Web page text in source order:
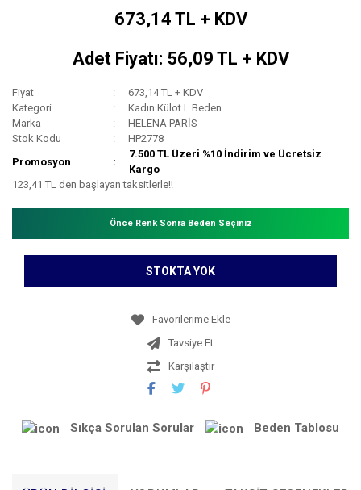
673,14 TL + KDV
Adet Fiyatı: 56,09 TL + KDV
Fiyat
673,14 TL + KDV
Kategori
Kadın Külot L Beden
Marka
HELENA PARİS
Stok Kodu
HP2778
Promosyon
7.500 TL Üzeri %10 İndirim ve Ücretsiz
Kargo
123,41 TL den başlayan taksitlerle!!
Önce Renk Sonra Beden Seçiniz
STOKTA YOK
Tavsiye Et
Karşılaştır
Sıkça Sorulan Sorular Beden Tablosu